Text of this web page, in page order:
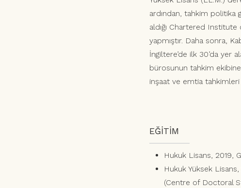
ardından, tahkim politika
aldığı Chartered
yapmıştır. Daha sonra,
İngiltere’de ilk 30’da yer
bürosunun tahkim ekibine
inşaat ve emtia
EĞİTİM
Hukuk Lisans, 2019,
Hukuk Yüksek
(Centre of Doctoral